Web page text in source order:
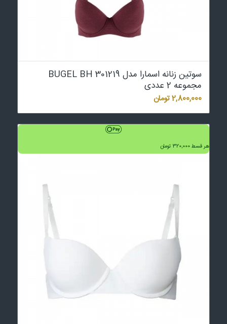
سوتین زنانه اسمارا مدل BUGEL BH 301219
مجموعه 2 عددی
2,800,000تومان
هر قسط320,000 تومان